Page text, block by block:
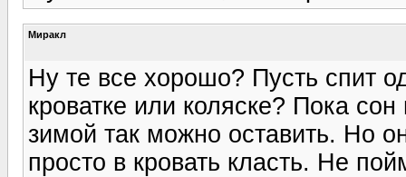
Миракл
Ну те все хорошо? Пусть спит
кроватке или коляске? Пока
зимой так можно оставить. Но
просто в кровать класть. Не